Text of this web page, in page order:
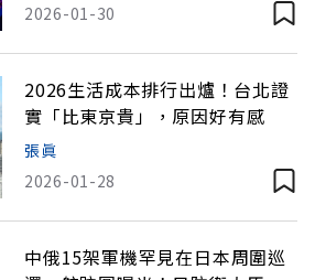
2026-01-30
2026生活成本排行出爐！台北證
實「比東京貴」，原因好有感
張眞
2026-01-28
中俄15架軍機罕見在日本周圍巡